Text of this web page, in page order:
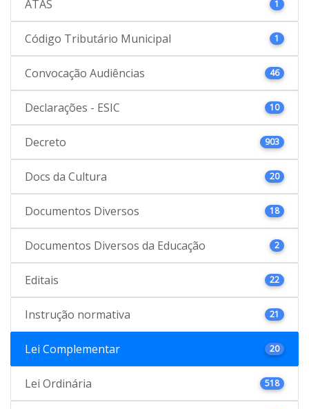
ATAS 1
Código Tributário Municipal 1
Convocação Audiências 46
Declarações - ESIC 10
Decreto 903
Docs da Cultura 20
Documentos Diversos 18
Documentos Diversos da Educação 2
Editais 22
Instrução normativa 21
Lei Complementar 20
Lei Ordinária 518